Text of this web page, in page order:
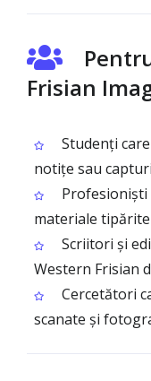
Frisian
Studenți
notițe sau
Profesioniști
materiale
Scriitori și
Western Frisian
Cercetători
scanate și